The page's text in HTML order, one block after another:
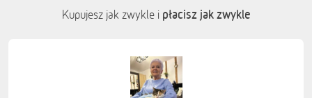
Kupujesz jak zwykle i płacisz jak zwykle